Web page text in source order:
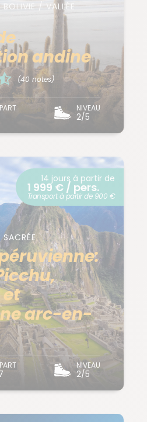
/ VALLÉE
andine
(40 notes)
NIVEAU
2/5
arc-en-
NIVEAU
2/5
14 jours à partir de
1 999 € / pers.
Transport à partir de 900 €